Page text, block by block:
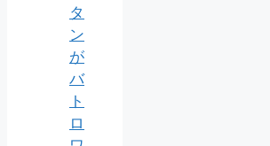
タ
ン
が
バ
ト
ロ